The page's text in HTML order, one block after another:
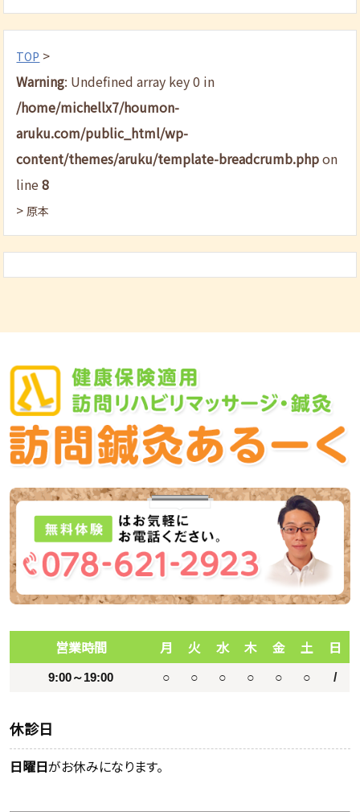
TOP >
Warning: Undefined array key 0 in
/home/michellx7/houmon-
aruku.com/public_html/wp-
content/themes/aruku/template-breadcrumb.phpon
line8
> 原本
営業時間 月 火 水 木 金 土 日
9:00～19:00 ○ ○ ○ ○ ○ ○ /
休診日
日曜日がお休みになります。